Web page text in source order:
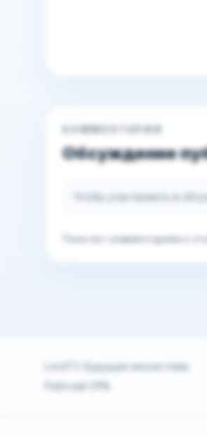
Обсуждение
Чтобы участвовать в
Пока нет комментариев к
LordTV. Будущая экосистема
Рабочий VPN